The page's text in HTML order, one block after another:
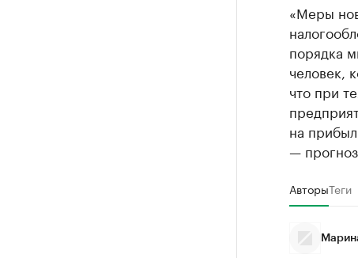
«Меры
порядка
человек,
что при
на
—
АвторыТеги